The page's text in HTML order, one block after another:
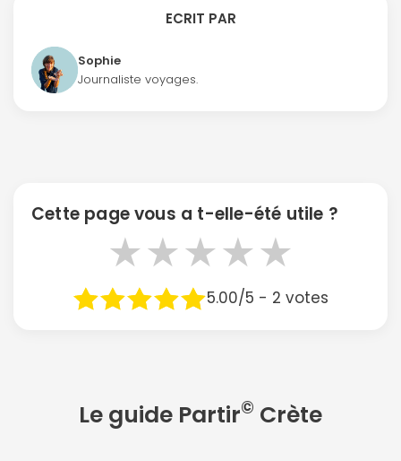
ECRIT PAR
Sophie
Journaliste voyages.
Cette page vous a t-elle-été utile ?
★
★
★
★
★
5.00/5 - 2 votes
Le guide Partir© Crète